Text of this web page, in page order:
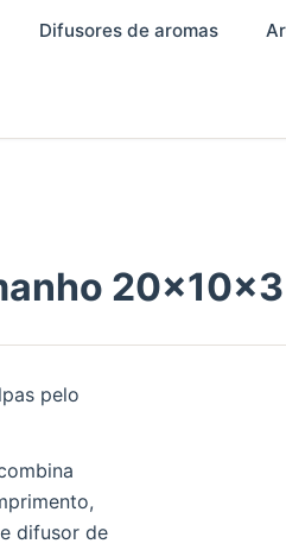
Difusores de aromas
pelo
difusor de